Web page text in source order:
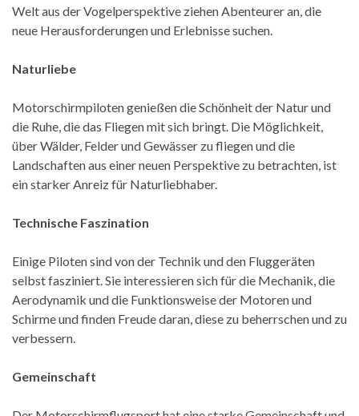
Welt aus der Vogelperspektive ziehen Abenteurer an, die
neue Herausforderungen und Erlebnisse suchen.
Naturliebe
Motorschirmpiloten genießen die Schönheit der Natur und
die Ruhe, die das Fliegen mit sich bringt. Die Möglichkeit,
über Wälder, Felder und Gewässer zu fliegen und die
Landschaften aus einer neuen Perspektive zu betrachten, ist
ein starker Anreiz für Naturliebhaber.
Technische Faszination
Einige Piloten sind von der Technik und den Fluggeräten
selbst fasziniert. Sie interessieren sich für die Mechanik, die
Aerodynamik und die Funktionsweise der Motoren und
Schirme und finden Freude daran, diese zu beherrschen und zu
verbessern.
Gemeinschaft